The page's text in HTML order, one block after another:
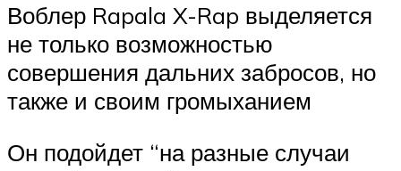
Воблер Rapala X-Rap выделяется
не только возможностью
совершения дальних забросов, но
также и своим громыханием
Он подойдет “на разные случаи